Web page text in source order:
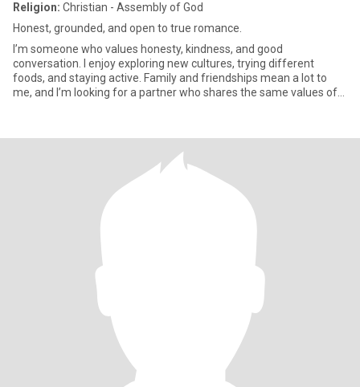
Religion: Christian - Assembly of God
Honest, grounded, and open to true romance.
I’m someone who values honesty, kindness, and good
conversation. I enjoy exploring new cultures, trying different
foods, and staying active. Family and friendships mean a lot to
me, and I’m looking for a partner who shares the same values of